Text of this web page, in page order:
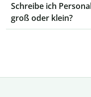
Schreibe ich
groß oder klein?